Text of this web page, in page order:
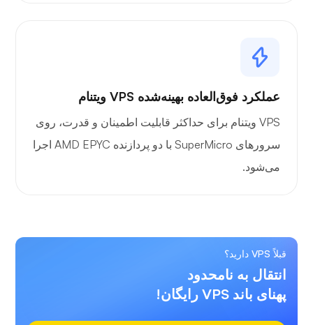
عملکرد فوق‌العاده بهینه‌شده VPS ویتنام
VPS ویتنام برای حداکثر قابلیت اطمینان و قدرت، روی
سرورهای SuperMicro با دو پردازنده AMD EPYC اجرا
می‌شود.
قبلاً VPS دارید؟
انتقال به نامحدود
پهنای باند VPS رایگان!